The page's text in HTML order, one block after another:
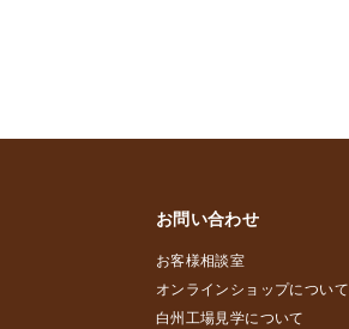
お問い合わせ
お客様相談室
オンラインショップについて
白州工場見学について